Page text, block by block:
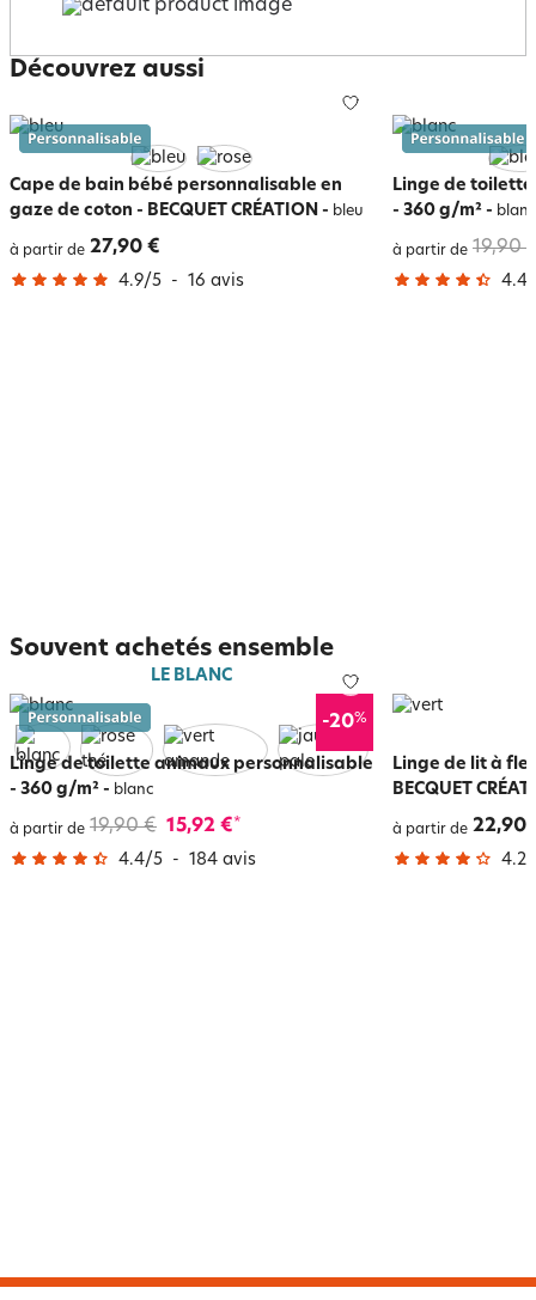
Découvrez aussi
Cape de bain bébé personnalisable en
gaze de coton - BECQUET CRÉATION - bleu
à partir de 27,90 €
4.9/5 - 16 avis
Linge de
- 360 g/m² - blanc
à partir de 19,90
4.4
Souvent achetés ensemble
LE BLANC
-20%
Linge de toilette animaux personnalisable
- 360 g/m² - blanc
à partir de 19,90 € 15,92 €*
4.4/5 - 184 avis
Linge de lit à
BECQUET
à partir de 22,90
4.2